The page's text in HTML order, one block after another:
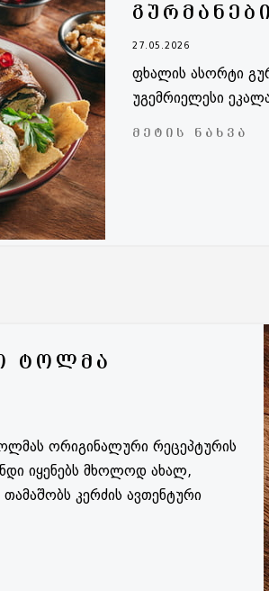
27.05.2026
ფხალის ასორტი
უგემრიელესი
ᲛᲔᲢᲘᲡ ᲜᲐᲮᲕᲐ
ᲢᲝᲚᲛᲐ
ორიგინალური რეცეპტურის
იყენებს მხოლოდ ახალ,
კერძის ავთენტური